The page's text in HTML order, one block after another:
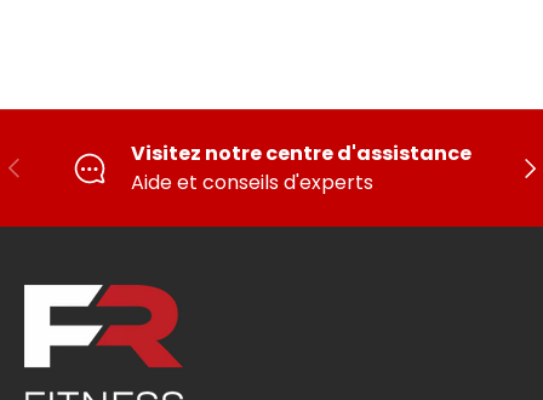
PRÉCÉDENT
Visitez notre centre d'assistance
Aide et conseils d'experts